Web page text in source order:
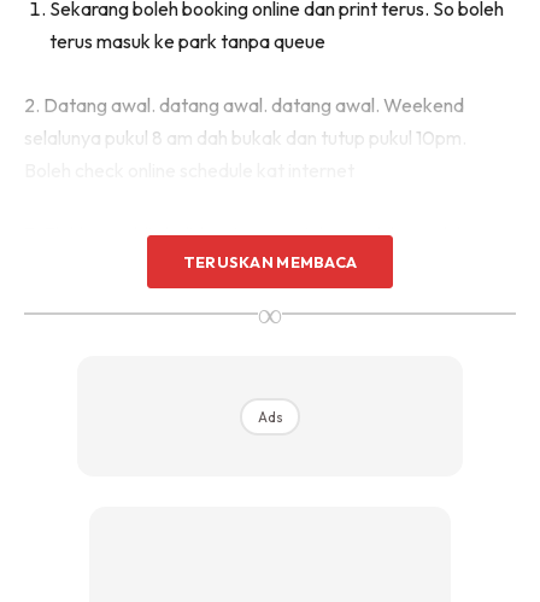
Sekarang boleh booking online dan print terus. So boleh
terus masuk ke park tanpa queue
2. Datang awal. datang awal. datang awal. Weekend
selalunya pukul 8 am dah bukak dan tutup pukul 10pm.
3. Elakkan public holiday Japan untuk masuk ke park kerana
queue dia boleh sakit jiwa. Boleh google sendiri tarikh public
TERUSKAN MEMBACA
∞
Ads